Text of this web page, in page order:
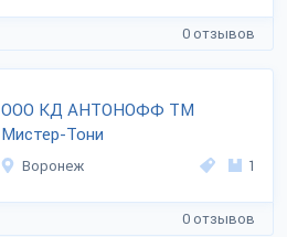
0 отзывов
ООО КД АНТОНОФФ ТМ
Мистер-Тони
Воронеж 1
0 отзывов